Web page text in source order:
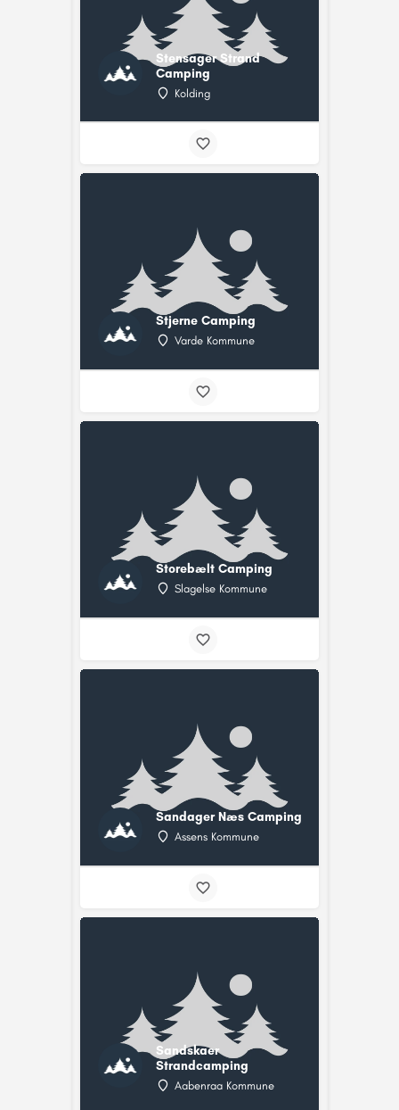
Stensager Strand
Camping
Kolding
Stjerne Camping
Varde Kommune
Storebælt Camping
Slagelse Kommune
Sandager Næs Camping
Assens Kommune
Sandskaer
Strandcamping
Aabenraa Kommune